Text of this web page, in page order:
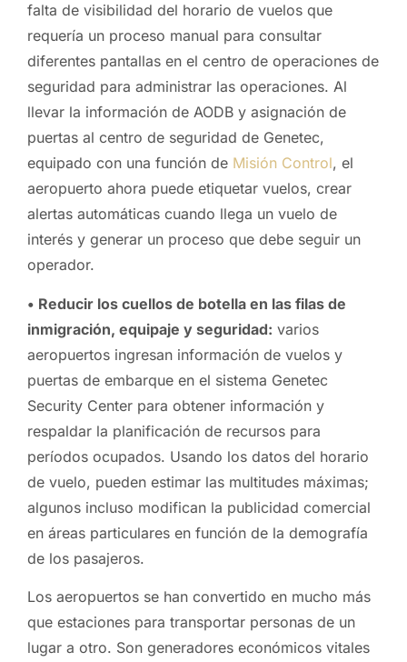
falta de visibilidad del horario de vuelos que
requería un proceso manual para consultar
diferentes pantallas en el centro de operaciones de
seguridad para administrar las operaciones. Al
llevar la información de AODB y asignación de
puertas al centro de seguridad de Genetec,
equipado con una función de Misión Control, el
aeropuerto ahora puede etiquetar vuelos, crear
alertas automáticas cuando llega un vuelo de
interés y generar un proceso que debe seguir un
operador.
• Reducir los cuellos de botella en las filas de
inmigración, equipaje y seguridad: varios
aeropuertos ingresan información de vuelos y
puertas de embarque en el sistema Genetec
Security Center para obtener información y
respaldar la planificación de recursos para
períodos ocupados. Usando los datos del horario
de vuelo, pueden estimar las multitudes máximas;
algunos incluso modifican la publicidad comercial
en áreas particulares en función de la demografía
de los pasajeros.
Los aeropuertos se han convertido en mucho más
que estaciones para transportar personas de un
lugar a otro. Son generadores económicos vitales